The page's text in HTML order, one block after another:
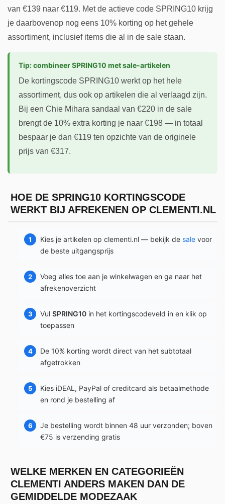
van €139 naar €119. Met de actieve code SPRING10 krijg
je daarbovenop nog eens 10% korting op het gehele
assortiment, inclusief items die al in de sale staan.
Tip: combineer SPRING10 met sale-artikelen
De kortingscode SPRING10 werkt op het hele
assortiment, dus ook op artikelen die al verlaagd zijn.
Bij een Chie Mihara sandaal van €220 in de sale
brengt de 10% extra korting je naar €198 — in totaal
bespaar je dan €119 ten opzichte van de originele
prijs van €317.
HOE DE SPRING10 KORTINGSCODE
WERKT BIJ AFREKENEN OP CLEMENTI.NL
Kies je artikelen op clementi.nl — bekijk de sale voor
de beste uitgangsprijs
Voeg alles toe aan je winkelwagen en ga naar het
afrekenoverzicht
Vul SPRING10 in het kortingscodeveld in en klik op
toepassen
De 10% korting wordt direct van het subtotaal
afgetrokken
Kies iDEAL, PayPal of creditcard als betaalmethode
en rond je bestelling af
Je bestelling wordt binnen 48 uur verzonden; boven
€75 is verzending gratis
WELKE MERKEN EN CATEGORIEËN
CLEMENTI ANDERS MAKEN DAN DE
GEMIDDELDE MODEZAAK